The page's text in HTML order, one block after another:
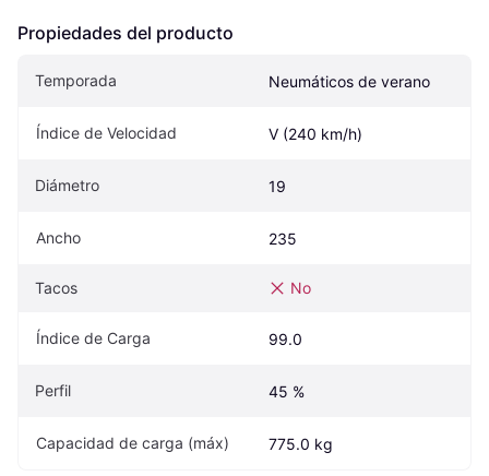
Propiedades del producto
Temporada Neumáticos de verano
Índice de Velocidad V (240 km/h)
Diámetro 19
Ancho 235
Tacos No
Índice de Carga 99.0
Perfil 45 %
Capacidad de carga (máx) 775.0 kg